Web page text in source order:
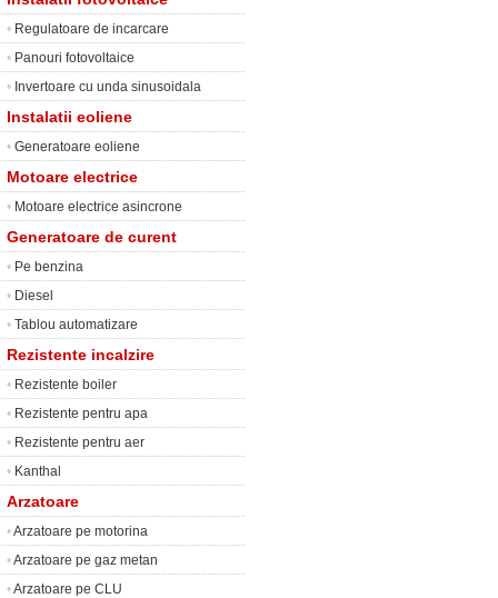
• Regulatoare de incarcare
• Panouri fotovoltaice
• Invertoare cu unda sinusoidala
Instalatii eoliene
• Generatoare eoliene
Motoare electrice
• Motoare electrice asincrone
Generatoare de curent
• Pe benzina
• Diesel
• Tablou automatizare
Rezistente incalzire
• Rezistente boiler
• Rezistente pentru apa
• Rezistente pentru aer
• Kanthal
Arzatoare
•Arzatoare pe motorina
•Arzatoare pe gaz metan
•Arzatoare pe CLU